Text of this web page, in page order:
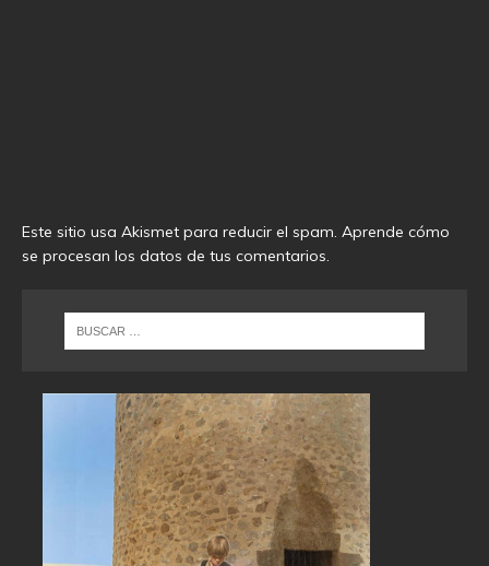
Este sitio usa Akismet para reducir el spam. Aprende cómo
se procesan los datos de tus comentarios.